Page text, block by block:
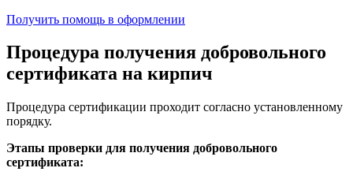
Получить помощь в оформлении
Процедура получения добровольного
сертификата на кирпич
Процедура сертификации проходит согласно установленному
порядку.
Этапы проверки для получения добровольного
сертификата: